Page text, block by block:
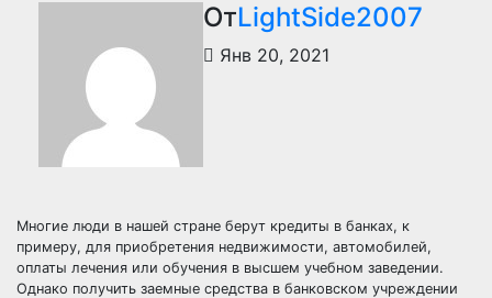
ОтLightSide2007
Янв 20, 2021
Многие люди в нашей стране берут кредиты в банках, к
примеру, для приобретения недвижимости, автомобилей,
оплаты лечения или обучения в высшем учебном заведении.
Однако получить заемные средства в банковском учреждении